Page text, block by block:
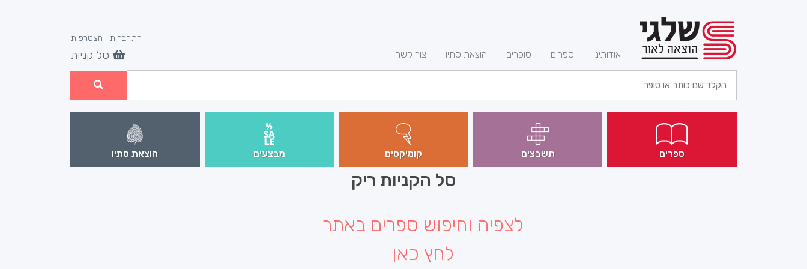
אודותינו ספרים סופרים הוצאת סתיו צור קשר
התחברות הצטרפות
סל קניות
ספרים תשבצים קומיקסים מבצעים הוצאת סתיו
סל הקניות ריק
לצפיה וחיפוש ספרים באתר
לחץ כאן